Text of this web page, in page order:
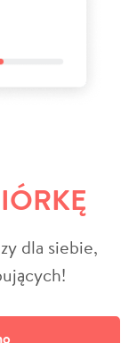
dla siebie,